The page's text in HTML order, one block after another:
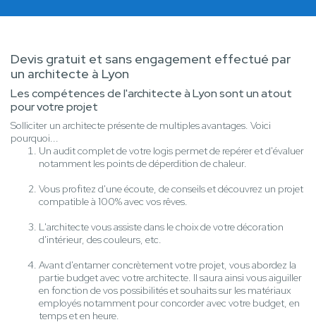
Devis gratuit et sans engagement effectué par
un architecte à Lyon
Les compétences de l'architecte à Lyon sont un atout
pour votre projet
Solliciter un architecte présente de multiples avantages. Voici
pourquoi...
Un audit complet de votre logis permet de repérer et d'évaluer
notamment les points de déperdition de chaleur.
Vous profitez d'une écoute, de conseils et découvrez un projet
compatible à 100% avec vos rêves.
L'architecte vous assiste dans le choix de votre décoration
d'intérieur, des couleurs, etc.
Avant d'entamer concrètement votre projet, vous abordez la
partie budget avec votre architecte. Il saura ainsi vous aiguiller
en fonction de vos possibilités et souhaits sur les matériaux
employés notamment pour concorder avec votre budget, en
temps et en heure.